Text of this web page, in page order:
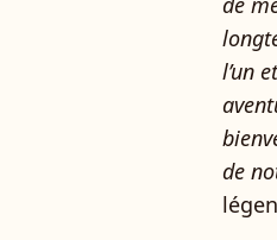
l’un
de